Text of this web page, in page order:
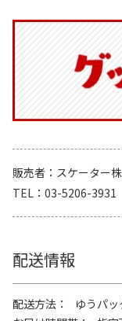
販売者
スケーター
TEL
03-5206-3931
配送情報
配送方法
ゆうパッ